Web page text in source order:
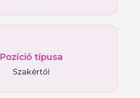
Pozíció típusa
Szakértői